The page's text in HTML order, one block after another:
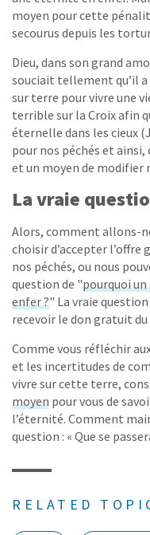
moyen pour cette
secourus depuis les
Dieu, dans son grand
souciait tellement qu’il a
sur terre pour vivre une
terrible sur la Croix afin
éternelle dans les cieux
pour nos péchés et
et un moyen de
La vraie
Alors, comment allons-
choisir d’accepter
nos péchés, ou nous
question de "pourquoi un
enfer ?" La vraie
recevoir le don gratuit du
Comme vous réfléchir
et les incertitudes de
vivre sur cette terre,
moyen pour vous de
l’éternité. Comment
question : « Que se
RELATED